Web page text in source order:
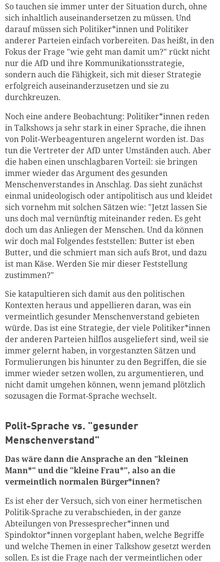
So tauchen sie immer unter der Situation durch, ohne
sich inhaltlich auseinandersetzen zu müssen. Und
darauf müssen sich Politiker*innen und Politiker
anderer Parteien einfach vorbereiten. Das heißt, in den
Fokus der Frage "wie geht man damit um?" rückt nicht
nur die AfD und ihre Kommunikationsstrategie,
sondern auch die Fähigkeit, sich mit dieser Strategie
erfolgreich auseinanderzusetzen und sie zu
durchkreuzen.
Noch eine andere Beobachtung: Politiker*innen reden
in Talkshows ja sehr stark in einer Sprache, die ihnen
von Polit-Werbeagenturen angelernt worden ist. Das
tun die Vertreter der AfD unter Umständen auch. Aber
die haben einen unschlagbaren Vorteil: sie bringen
immer wieder das Argument des gesunden
Menschenverstandes in Anschlag. Das sieht zunächst
einmal unideologisch oder antipolitisch aus und kleidet
sich vornehm mit solchen Sätzen wie: "Jetzt lassen Sie
uns doch mal vernünftig miteinander reden. Es geht
doch um das Anliegen der Menschen. Und da können
wir doch mal Folgendes feststellen: Butter ist eben
Butter, und die schmiert man sich aufs Brot, und dazu
ist man Käse. Werden Sie mir dieser Feststellung
zustimmen?"
Sie katapultieren sich damit aus den politischen
Kontexten heraus und appellieren daran, was ein
vermeintlich gesunder Menschenverstand gebieten
würde. Das ist eine Strategie, der viele Politiker*innen
der anderen Parteien hilflos ausgeliefert sind, weil sie
immer gelernt haben, in vorgestanzten Sätzen und
Formulierungen bis hinunter zu den Begriffen, die sie
immer wieder setzen wollen, zu argumentieren, und
nicht damit umgehen können, wenn jemand plötzlich
sozusagen die Format-Sprache wechselt.
Polit-Sprache vs. "gesunder
Menschenverstand"
Das wäre dann die Ansprache an den "kleinen
Mann*" und die "kleine Frau*", also an die
vermeintlich normalen Bürger*innen?
Es ist eher der Versuch, sich von einer hermetischen
Politik-Sprache zu verabschieden, in der ganze
Abteilungen von Pressesprecher*innen und
Spindoktor*innen vorgeplant haben, welche Begriffe
und welche Themen in einer Talkshow gesetzt werden
sollen. Es ist die Frage nach der vermeintlichen oder